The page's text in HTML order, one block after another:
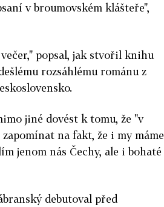
v broumovském klášteře",
popsal, jak stvořil knihu
rozsáhlému románu z
jiné dovést k tomu, že "v
na fakt, že i my máme
jenom nás Čechy, ale i bohaté
debutoval před